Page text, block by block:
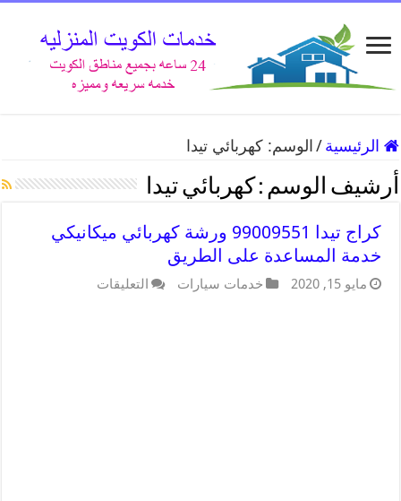
الرئيسية / الوسم:كهربائي تيدا
أرشيف الوسم : كهربائي تيدا
كراج تيدا 99009551 ورشة كهربائي ميكانيكي
خدمة المساعدة على الطريق
مايو 15, 2020 خدمات سيارات التعليقات